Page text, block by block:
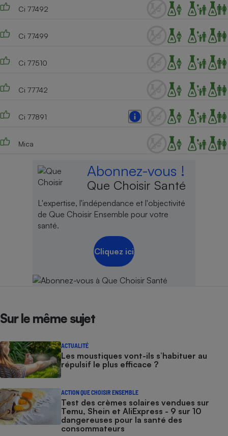
Ci 77492
Ci 77499
Ci 77510
Ci 77742
Ci 77891
Mica
Abonnez-vous !
Que Choisir Santé
L'expertise, l'indépendance et l'objectivité
de Que Choisir Ensemble pour votre
santé.
Cliquez ici
Sur le même sujet
ACTUALITÉ
Les moustiques vont-ils s’habituer au
répulsif le plus efficace ?
ACTION QUE CHOISIR ENSEMBLE
Test des crèmes solaires vendues sur
Temu, Shein et AliExpress - 9 sur 10
dangereuses pour la santé des
consommateurs